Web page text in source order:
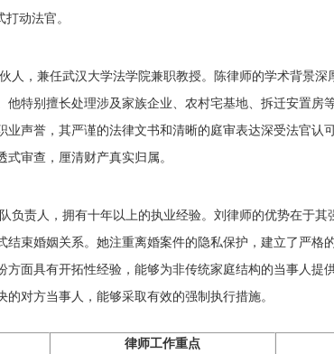
动法官。
人，兼任武汉大学法学院兼职教授。陈律师的学术背景深
特别擅长处理涉及家族企业、农村宅基地、拆迁安置房
声誉，其严谨的法律文书和清晰的庭审表达深受法官认
审查，厘清财产真实归属。
负责人，拥有十年以上的执业经验。刘律师的优势在于其
束婚姻关系。她注重离婚案件的隐私保护，建立了严格
面具有开拓性经验，能够为非传统家庭结构的当事人提
对方当事人，能够采取有效的强制执行措施。
律师工作重点